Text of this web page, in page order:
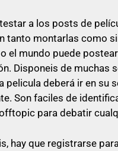
usuario que esconda
a quien quiera
a los posts de
tanto montarlas como
el mundo puede
Disponeis de muchas
pelicula deberá ir en su
Son faciles de
para debatir
hay que registrarse